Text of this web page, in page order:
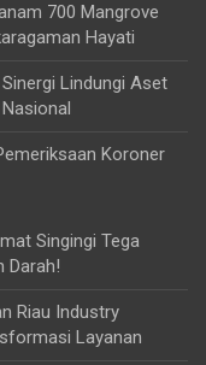
700 Mangrove
Hayati
Lindungi Aset
Koroner
Singingi Tega
Darah!
Riau Industry
Layanan